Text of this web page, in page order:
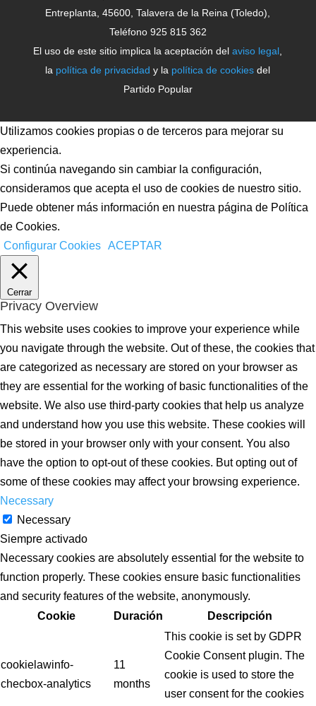
Entreplanta, 45600, Talavera de la Reina (Toledo),
Teléfono 925 815 362
El uso de este sitio implica la aceptación delaviso legal
la política de privacidad y la política de cookies del
Partido Popular
Utilizamos cookies propias o de terceros para mejorar su
experiencia.
Si continúa navegando sin cambiar la configuración,
consideramos que acepta el uso de cookies de nuestro sitio.
Puede obtener más información en nuestra página de Política
de Cookies.
Configurar Cookies ACEPTAR
Cerrar
Privacy Overview
This website uses cookies to improve your experience while
you navigate through the website. Out of these, the cookies that
are categorized as necessary are stored on your browser as
they are essential for the working of basic functionalities of the
website. We also use third-party cookies that help us analyze
and understand how you use this website. These cookies will
be stored in your browser only with your consent. You also
have the option to opt-out of these cookies. But opting out of
some of these cookies may affect your browsing experience.
Necessary
Necessary
Siempre activado
Necessary cookies are absolutely essential for the website to
function properly. These cookies ensure basic functionalities
and security features of the website, anonymously.
Cookie
Duración Descripción
cookielawinfo-
checbox-analytics
11
months
This cookie is set by GDPR
Cookie Consent plugin. The
cookie is used to store the
user consent for the cookies